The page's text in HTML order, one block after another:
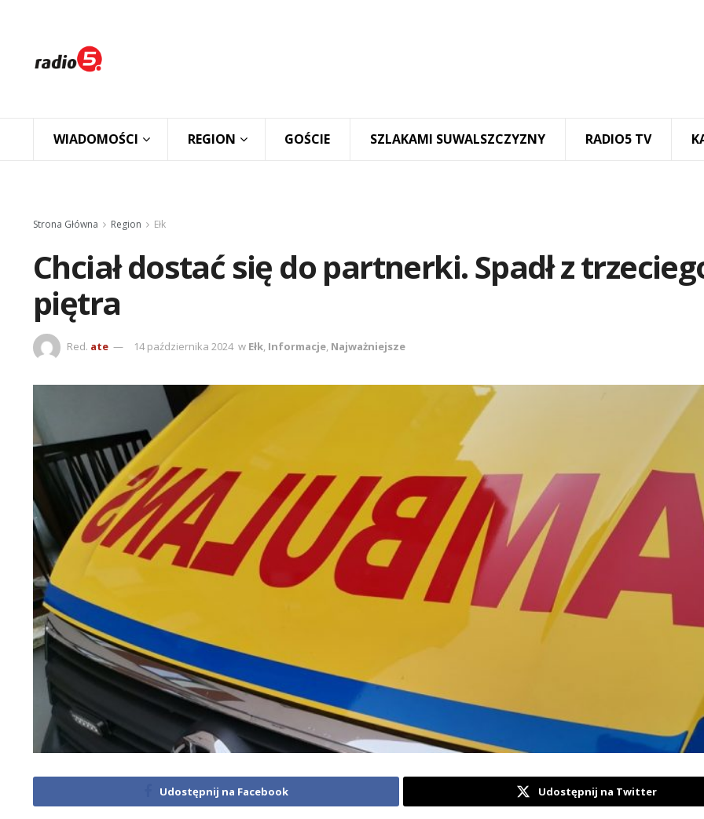
WIADOMOŚCI REGION GOŚCIE SZLAKAMI SUWALSZCZYZNY RADIO5 TV
Strona Główna Region Ełk
Chciał dostać się do partnerki. Spadł z
piętra
Red. ate 14 października 2024 w Ełk, Informacje, Najważniejsze
Udostępnij na Facebook Udostępnij na Twitter